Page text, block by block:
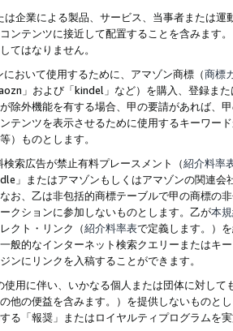
は企業による製品、サービス、当事者または
ンテンツに接近して配置することを含みます
てはなりません。
おいて使用するために、アマゾン商標（商標
」および「kindel」など）を購入、登録ま
除外機能を有する場合、甲の要請があれば、
テンツを表示させるために使用するキーワー
）ものとします。
索広告が禁止有料プレースメント（紹介料率
」またはアマゾンもしくはアマゾンの関連
お、乙は非包括的商標テーブルで甲の商標の
クションに参加しないものとします。乙が本
クト・リンク（紹介料率表で定義します。）
般的なインターネット検索クエリーまたはキ
ンにリンクを入稿することができます。
使用に伴い、いかなる個人または団体に対し
他の便益を含みます。）を提供しないものと
る「報奨」またはロイヤルティプログラムを